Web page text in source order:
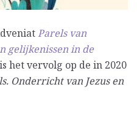
Parels van
gelijkenissen in de
het vervolg op de in 2020
Onderricht van Jezus en